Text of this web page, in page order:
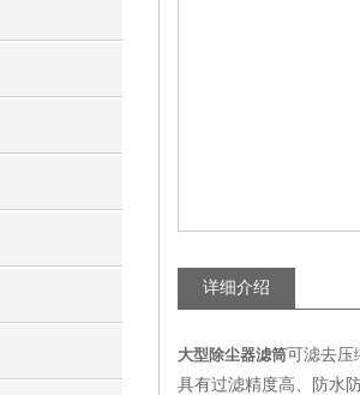
详细介绍
大型除尘器滤筒可滤去压
具有过滤精度高、防水